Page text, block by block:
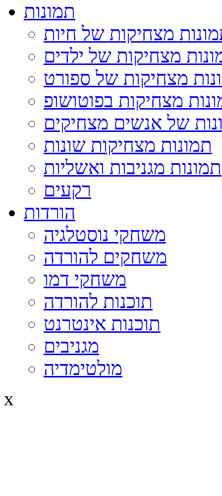
תמונות
מצחיקות של חיות
מצחיקות של ילדים
מצחיקות של ספורט
מצחיקות בפוטושופ
של אנשים מצחיקים
תמונות מצחיקות שונות
תמונות מגניבות ואשליות
רקעים
הורדות
משחקי נוסטלגיה
משחקים להורדה
משחקי דמו
תוכנות להורדה
תוכנות אינטרנט
מגניבים
מולטימדיה
x